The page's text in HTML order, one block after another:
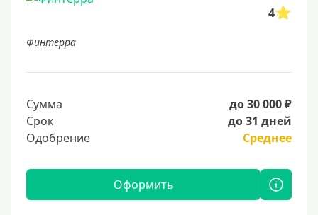
4
Финтерра
Сумма
до 30 000 ₽
Срок
до 31 дней
Одобрение
Среднее
Оформить